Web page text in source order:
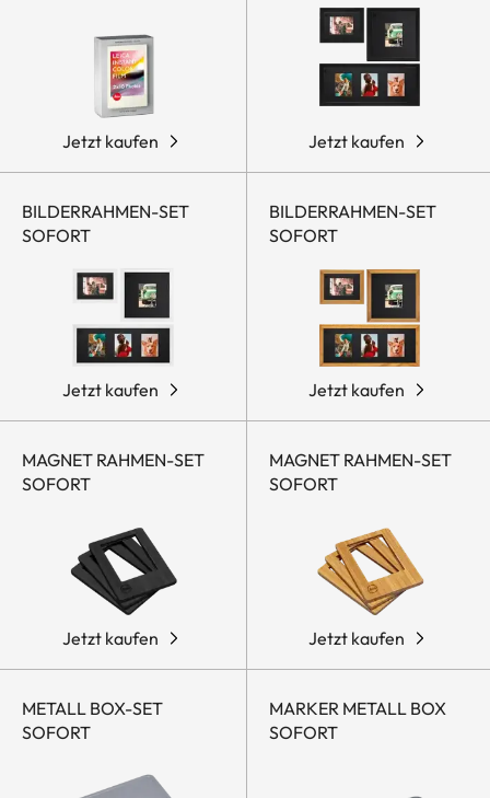
Jetzt kaufen Jetzt kaufen
BILDERRAHMEN-SET
SOFORT
Jetzt kaufen
BILDERRAHMEN-SET
SOFORT
Jetzt kaufen
MAGNET RAHMEN-SET
SOFORT
Jetzt kaufen
MAGNET RAHMEN-SET
SOFORT
Jetzt kaufen
METALL BOX-SET
SOFORT
MARKER METALL BOX
SOFORT